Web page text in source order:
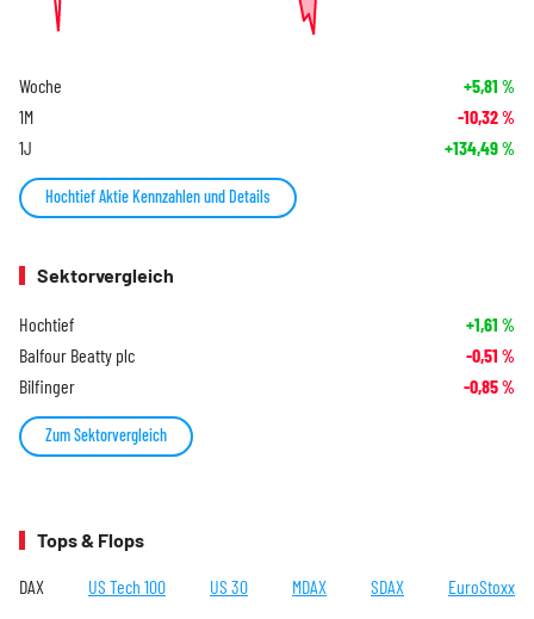
Woche +5,81 %
1M -10,32%
1J +134,49%
Hochtief Aktie Kennzahlen und Details
Sektorvergleich
Hochtief +1,61 %
Balfour Beatty plc -0,51 %
Bilfinger -0,85%
Zum Sektorvergleich
Tops & Flops
DAX US Tech 100 US 30 MDAX SDAX EuroStoxx